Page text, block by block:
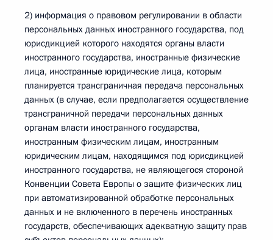
2) информация о правовом регулировании в области
персональных данных иностранного государства, под
юрисдикцией которого находятся органы власти
иностранного государства, иностранные физические
лица, иностранные юридические лица, которым
планируется трансграничная передача персональных
данных (в случае, если предполагается осуществление
трансграничной передачи персональных данных
органам власти иностранного государства,
иностранным физическим лицам, иностранным
юридическим лицам, находящимся под юрисдикцией
иностранного государства, не являющегося стороной
Конвенции Совета Европы о защите физических лиц
при автоматизированной обработке персональных
данных и не включенного в перечень иностранных
государств, обеспечивающих адекватную защиту прав